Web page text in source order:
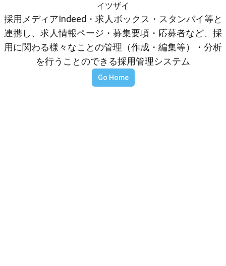
イツザイ
採用メディアIndeed・求人ボックス・スタンバイ等と
連携し、求人情報ページ・募集要項・応募者など、採
用に関わる様々なことの管理（作成・編集等）・分析
を行うことのできる採用管理システム
Go Home